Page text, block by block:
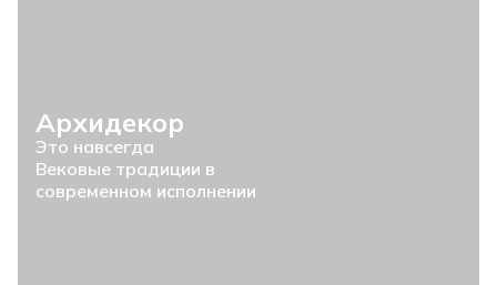
Архидекор
Это навсегда
Вековые традиции в
современном исполнении